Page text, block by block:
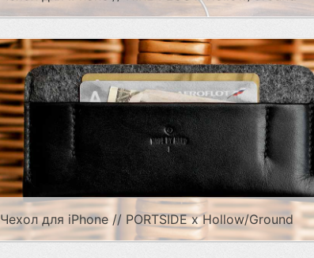
Чехол для iPhone // PORTSIDE x Hollow/Ground